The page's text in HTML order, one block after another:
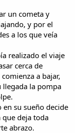
un cometa y
y por el
a los que veía
realizado el viaje
cerca de
a bajar,
llegada la pompa
en su sueño decide
que deja toda
abrazo.